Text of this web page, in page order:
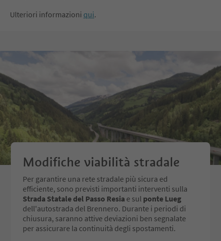
Ulteriori informazioni qui.
Modifiche viabilità stradale
Per garantire una rete stradale più sicura ed
efficiente, sono previsti importanti interventi sulla
Strada Statale del Passo Resia e sul ponte Lueg
dell'autostrada del Brennero. Durante i periodi di
chiusura, saranno attive deviazioni ben segnalate
per assicurare la continuità degli spostamenti.